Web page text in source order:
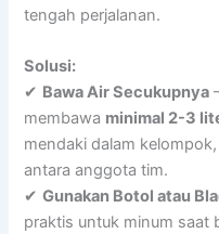
tengah perjalanan.
Solusi:
✔ Bawa Air Secukupnya
membawa minimal 2-3
mendaki dalam
antara anggota tim.
✔Gunakan Botol atau
praktis untuk minum saat